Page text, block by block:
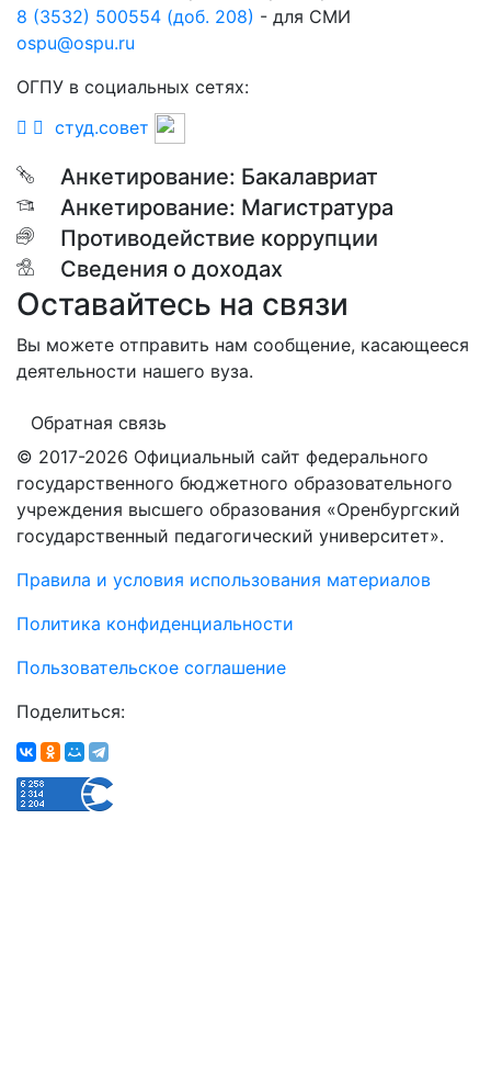
8 (3532) 500554 (доб. 208) - для СМИ
ospu@ospu.ru
ОГПУ в социальных сетях:
студ.совет
Анкетирование: Бакалавриат
Анкетирование: Магистратура
Противодействие коррупции
Сведения о доходах
Оставайтесь на связи
Вы можете отправить нам сообщение, касающееся
деятельности нашего вуза.
Обратная связь
© 2017-2026 Официальный сайт федерального
государственного бюджетного образовательного
учреждения высшего образования «Оренбургский
государственный педагогический университет».
Правила и условия использования материалов
Политика конфиденциальности
Пользовательское соглашение
Поделиться: